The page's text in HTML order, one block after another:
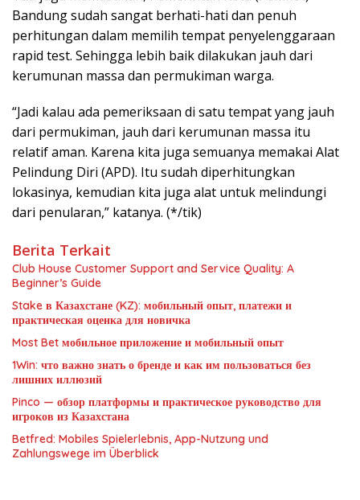
Bandung sudah sangat berhati-hati dan penuh
perhitungan dalam memilih tempat penyelenggaraan
rapid test. Sehingga lebih baik dilakukan jauh dari
kerumunan massa dan permukiman warga.
“Jadi kalau ada pemeriksaan di satu tempat yang jauh
dari permukiman, jauh dari kerumunan massa itu
relatif aman. Karena kita juga semuanya memakai Alat
Pelindung Diri (APD). Itu sudah diperhitungkan
lokasinya, kemudian kita juga alat untuk melindungi
dari penularan,” katanya. (*/tik)
Berita Terkait
Club House Customer Support and Service Quality: A
Beginner’s Guide
Stake в Казахстане (KZ): мобильный опыт, платежи и
практическая оценка для новичка
Most Bet мобильное приложение и мобильный опыт
1Win: что важно знать о бренде и как им пользоваться без
лишних иллюзий
Pinco — обзор платформы и практическое руководство для
игроков из Казахстана
Betfred: Mobiles Spielerlebnis, App-Nutzung und
Zahlungswege im Überblick